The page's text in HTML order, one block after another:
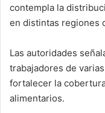
contempla la
en distintas regiones
Las autoridades
trabajadores de
fortalecer la
alimentarios.